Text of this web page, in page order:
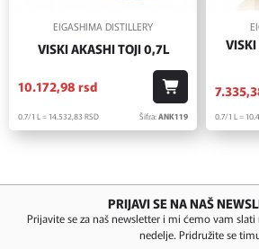
EIGASHIMA DISTILLERY
VISKI AKASHI TOJI 0,7L
10.172,98 rsd
0.7/1 L = 14.532,83 RSD Šifra:ANK119
VISKI
7.335,
0.7/1 L =
PRIJAVI SE NA NAŠ
Prijavite se za naš newsletter i mi ćemo vam
nedelje. Pridružite se